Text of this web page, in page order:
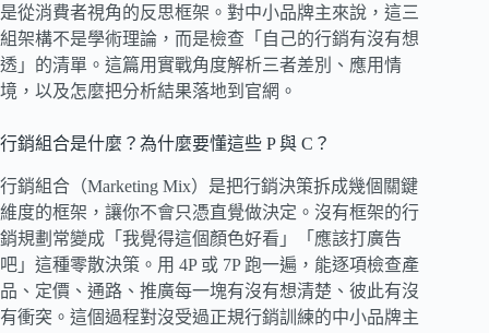
是從消費者視角的反思框架。對中小品牌主來說，這三
組架構不是學術理論，而是檢查「自己的行銷有沒有想
透」的清單。這篇用實戰角度解析三者差別、應用情
境，以及怎麼把分析結果落地到官網。
行銷組合是什麼？為什麼要懂這些 P 與 C？
行銷組合（Marketing Mix）是把行銷決策拆成幾個關鍵
維度的框架，讓你不會只憑直覺做決定。沒有框架的行
銷規劃常變成「我覺得這個顏色好看」「應該打廣告
吧」這種零散決策。用 4P 或 7P 跑一遍，能逐項檢查產
品、定價、通路、推廣每一塊有沒有想清楚、彼此有沒
有衝突。這個過程對沒受過正規行銷訓練的中小品牌主